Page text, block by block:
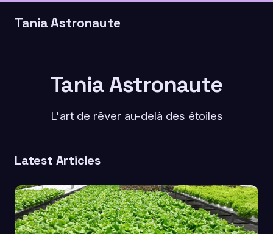
Tania Astronaute
Tania Astronaute
L'art de rêver au-delà des étoiles
Latest Articles